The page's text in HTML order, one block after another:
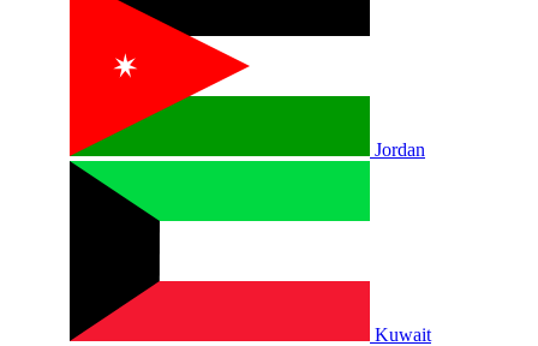
Jordan
Kuwait